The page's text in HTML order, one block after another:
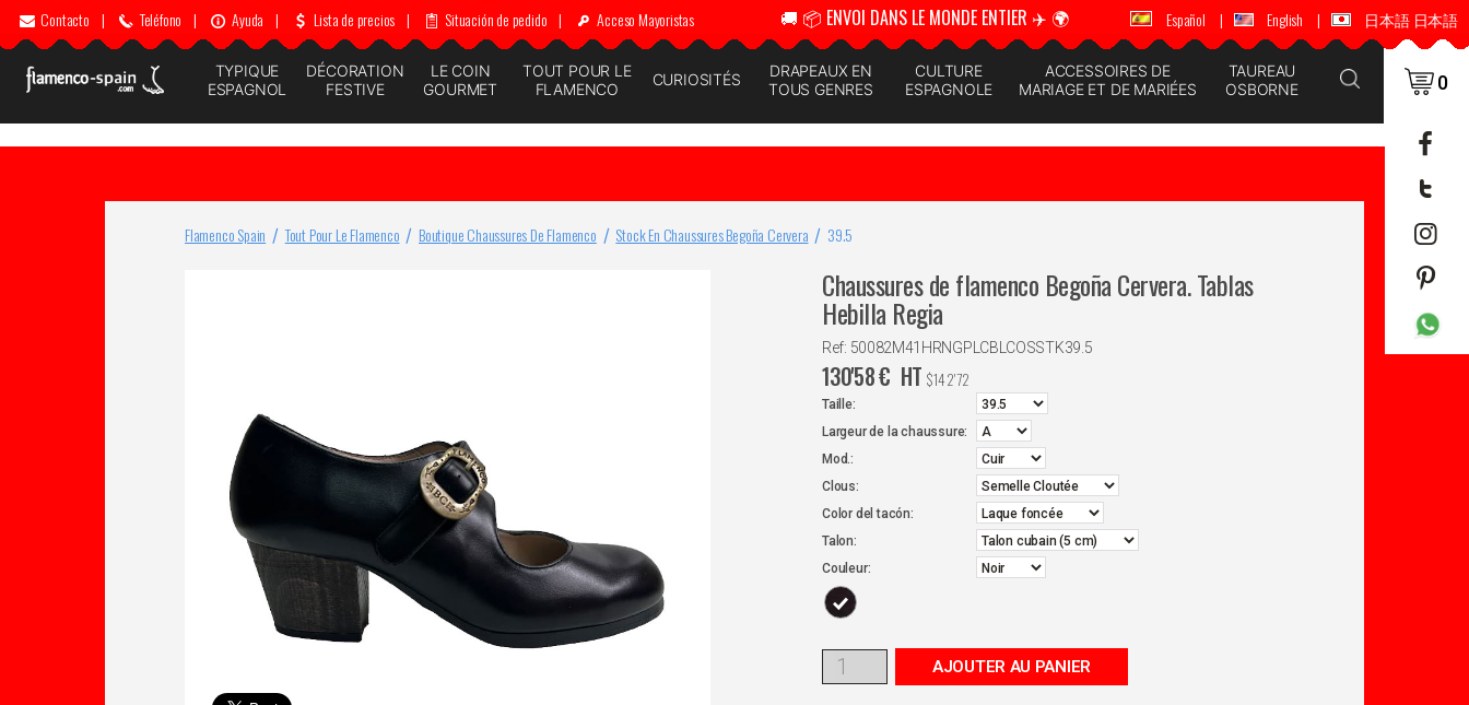
Contacto | Teléfono | Ayuda | Lista de precios | Situación de pedido | Acceso Mayoristas 🚚 📦 ENVOI DANS LE MONDE ENTIER ✈️ 🌍 🚚 📦 ENVOI DANS LE MONDE ENTIER ✈️ 🌍
Español | English | 日本語 日本語
TYPIQUE
ESPAGNOL
DÉCORATION
FESTIVE
LE COIN
GOURMET
TOUT POUR LE
FLAMENCO
CURIOSITÉS
DRAPEAUX EN
TOUS GENRES
CULTURE
ESPAGNOLE
ACCESSOIRES DE
MARIAGE ET DE MARIÉES
TAUREAU
OSBORNE
0
Flamenco Spain Tout Pour Le Flamenco Boutique Chaussures De Flamenco Stock En Chaussures Begoña Cervera 39.5
Chaussures de flamenco Begoña Cervera. Tablas
Hebilla Regia
Ref: 50082M41HRNGPLCBLCOSSTK39.5
130'58€ HT $142'72
Taille:
Largeur de la chaussure:
Mod.:
Clous:
Color del tacón:
Talon:
Couleur:
AJOUTER AU PANIER